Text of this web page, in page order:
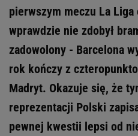
pierwszym meczu La
wprawdzie nie zdobył
zadowolony - Barcelona
rok kończy z
Madryt. Okazuje się, że
reprezentacji Polski
pewnej kwestii lepsi od